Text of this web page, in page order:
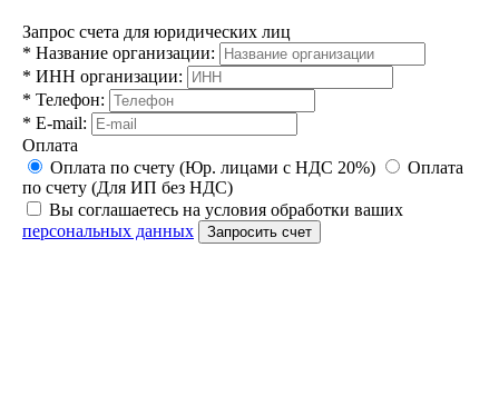
Запрос счета для юридических лиц
* Название организации:
* ИНН организации:
* Телефон:
* E-mail:
Оплата
Оплата по счету (Юр. лицами с НДС 20%)
Оплата
по счету (Для ИП без НДС)
Вы соглашаетесь на условия обработки ваших
персональных данных